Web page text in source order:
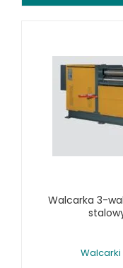
WYPOSAŻENIE
URZĄDZENIA
SPRZĘT
RÓŻNE OKAZJE
Walcarka 3-
Walcarki